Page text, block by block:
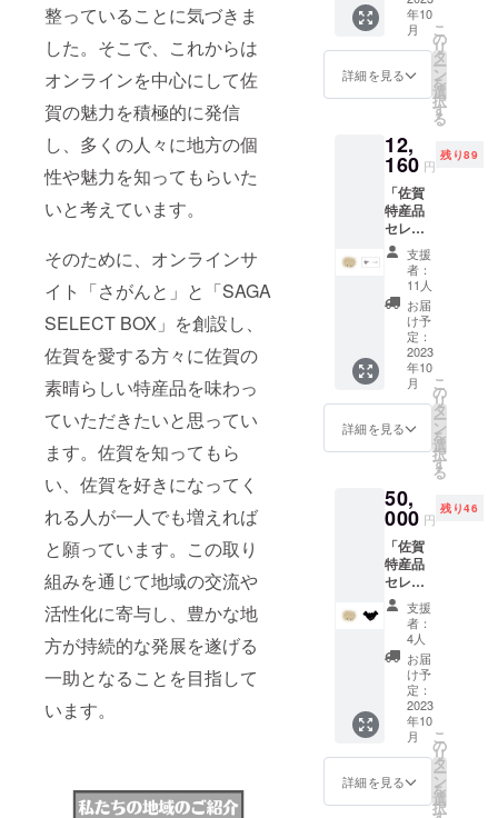
整っていることに気づきま
した。そこで、これからは
オンラインを中心にして佐
賀の魅力を積極的に発信
し、多くの人々に地方の個
性や魅力を知ってもらいた
いと考えています。
そのために、オンラインサ
イト「さがんと」と「SAGA
SELECT BOX」を創設し、
佐賀を愛する方々に佐賀の
素晴らしい特産品を味わっ
ていただきたいと思ってい
ます。佐賀を知ってもら
い、佐賀を好きになってく
れる人が一人でも増えれば
と願っています。この取り
組みを通じて地域の交流や
活性化に寄与し、豊かな地
方が持続的な発展を遂げる
一助となることを目指して
います。
ショナ
ルバ
ルーン
フェス
された
デザイ
ンが施
されて
いま
す。こ
のTシャ
ツは、
佐賀の
歴史と
文化、
そして
広がる
空に舞
い上が
る佐賀
の情熱
※サイ
ズ、色
が選べ
ます。
※サイズ
に関し
てLL以
上をご
希望の
方は備
考欄に
記載く
ださ
い。 ※
画像の
ジと異
なる場
かな風
土が育
んだ厳
選され
た特産
品を詰
せた贅
沢な
セット
です。
この
ボック
スに
は、佐
賀なら
ではの
美味し
い食品
や魅力
的な工
芸品が
詰め込
まれて
や職人
の情熱
が詰
まった
おいし
い逸品
や、伝
統的な
技術が
光る特
産品
が、あ
なたの
食卓や
生活を
豊かに
彩りま
年10
月
詳細を見る
こ
の
リ
タ
ー
ン
を
選
択
す
る
12,
160 円
残り89
「佐賀
特産品
セレク
ト
BOX」
+10％O
FFクー
ポン10
枚 ～お
まかせ
セレク
ト～ 佐
賀県の
豊かな
風土が
育んだ
れた特
産品を
詰め合
わせた
贅沢な
セット
です。
この
ボック
スに
は、佐
賀なら
ではの
美味し
い食品
や魅力
的な工
支援
者：
11人
お届
け予
定：
2023
年10
月
詳細を見る
こ
の
リ
タ
ー
ン
を
選
択
す
る
50,
000 円
残り46
「佐賀
特産品
セレク
ト
BOX」
＋1年間
協賛ス
ポン
サー 佐
賀県の
豊かな
風土が
育んだ
厳選さ
れた特
産品を
支援
者：
4人
お届
け予
定：
2023
年10
月
詳細を見る
こ
の
リ
タ
ー
ン
を
選
択